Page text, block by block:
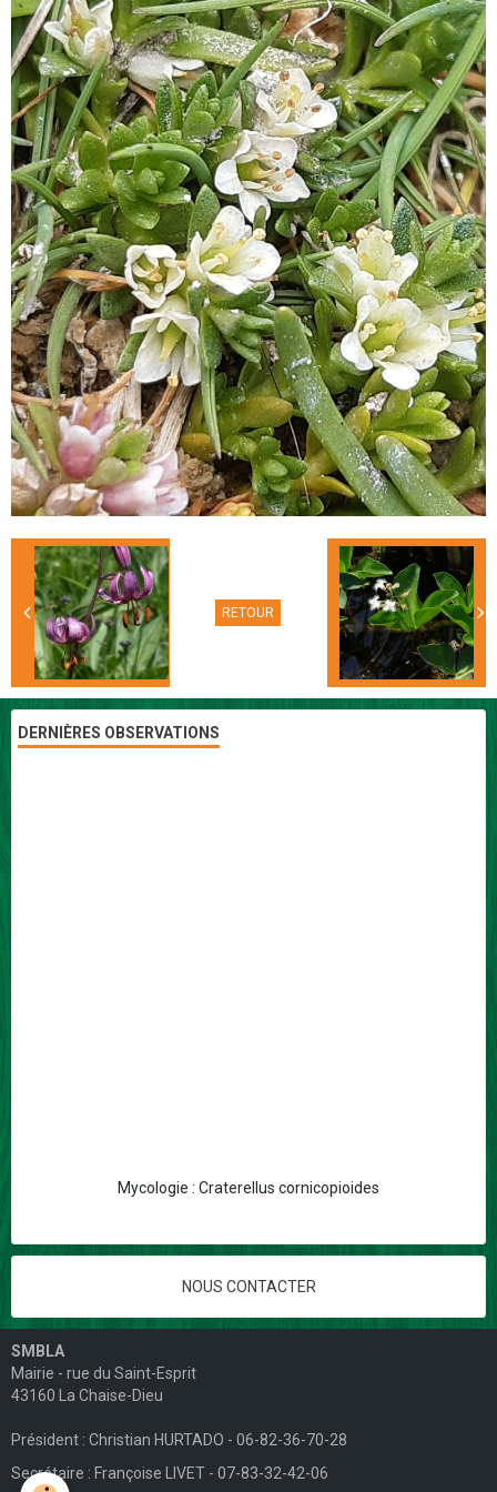
RETOUR
DERNIÈRES OBSERVATIONS
Mycologie : Craterellus cornicopioides
NOUS CONTACTER
SMBLA
Mairie - rue du Saint-Esprit
43160 La Chaise-Dieu
Président : Christian HURTADO - 06-82-36-70-28
Secrétaire : Françoise LIVET - 07-83-32-42-06